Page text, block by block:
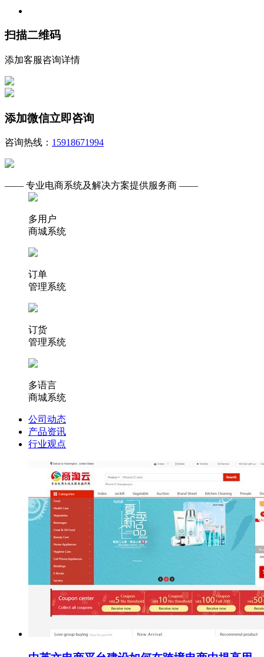
扫描二维码
添加客服咨询详情
添加微信立即咨询
咨询热线： 15918671994
—— 专业电商系统及解决方案提供服务商 ——
多用户
商城系统
订单
管理系统
订货
管理系统
多语言
商城系统
公司动态
产品资讯
行业观点